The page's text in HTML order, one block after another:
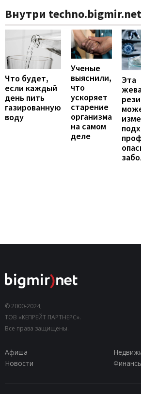
Внутри techno.bigmir.net
Что будет,
если каждый
день пить
газированную
воду
Ученые
выяснили,
что
ускоряет
старение
организма
на самом
деле
Эта
© 2000-2024,
ТОВ «КЕПРЕЙТ ПАРТНЕРС».
Все права защищены.
Афиша
Новости